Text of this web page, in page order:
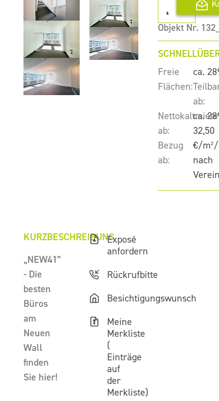
Objekt Nr.
Freie
Flächen:
ca.
ab:
ca.
Nettokaltmiete
ab:
32,50
€/
Bezug
ab:
nach
KURZBESCHREIBUNG
„NEW41”
- Die
besten
Büros
am
Neuen
Wall
finden
Sie hier!
Exposé
anfordern
Rückrufbitte
Besichtigungswunsch
Meine
Merkliste
(
Einträge
auf
der
Merkliste)